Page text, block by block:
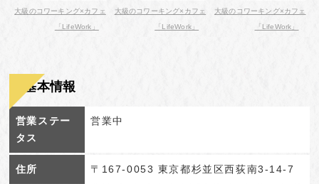
大級のコワーキング×カフェ
「LifeWork」
大級のコワーキング×カフェ
「LifeWork」
大級のコワーキング×カフェ
「LifeWork」
基本情報
営業ステー
タス
営業中
住所 〒167-0053 東京都杉並区西荻南3-14-7